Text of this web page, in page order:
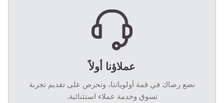
عملاؤنا أولاً
نضع رضاك في قمة أولوياتنا، ونحرص على تقديم تجربة
تسوق وخدمة عملاء استثنائية.